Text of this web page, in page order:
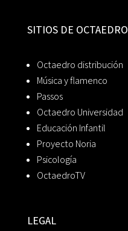
SITIOS DE OCTAEDRO
Octaedro distribución
Música y flamenco
Passos
Octaedro Universidad
Educación Infantil
Proyecto Noria
Psicología
OctaedroTV
LEGAL